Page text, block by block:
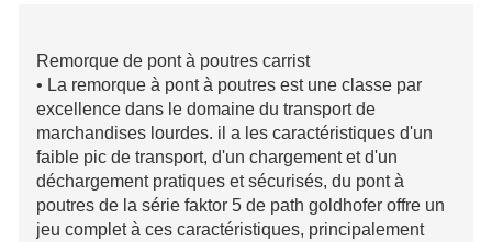
Remorque de pont à poutres carrist
• La remorque à pont à poutres est une classe par
excellence dans le domaine du transport de
marchandises lourdes. il a les caractéristiques d'un
faible pic de transport, d'un chargement et d'un
déchargement pratiques et sécurisés, du pont à
poutres de la série faktor 5 de path goldhofer offre un
jeu complet à ces caractéristiques, principalement